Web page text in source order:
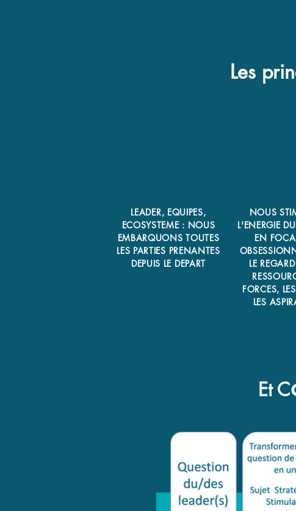
Les
LEADER, EQUIPES,
ECOSYSTEME : NOUS
EMBARQUONS TOUTES
LES PARTIES PRENANTES
DEPUIS LE DEPART
NOUS
L'ENERGIE
EN
LE
FORCES,
LES
Et C